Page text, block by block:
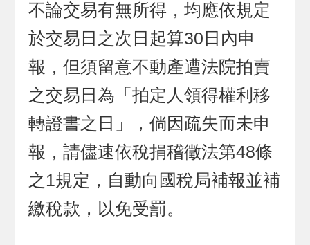
不論交易有無所得，均應依規定
於交易日之次日起算30日內申
報，但須留意不動產遭法院拍賣
之交易日為「拍定人領得權利移
轉證書之日」，倘因疏失而未申
報，請儘速依稅捐稽徵法第48條
之1規定，自動向國稅局補報並補
繳稅款，以免受罰。